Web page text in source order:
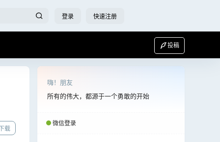
登录 快速注册
投稿
载
嗨！朋友
所有的伟大，都源于一个勇敢的开始
微信登录